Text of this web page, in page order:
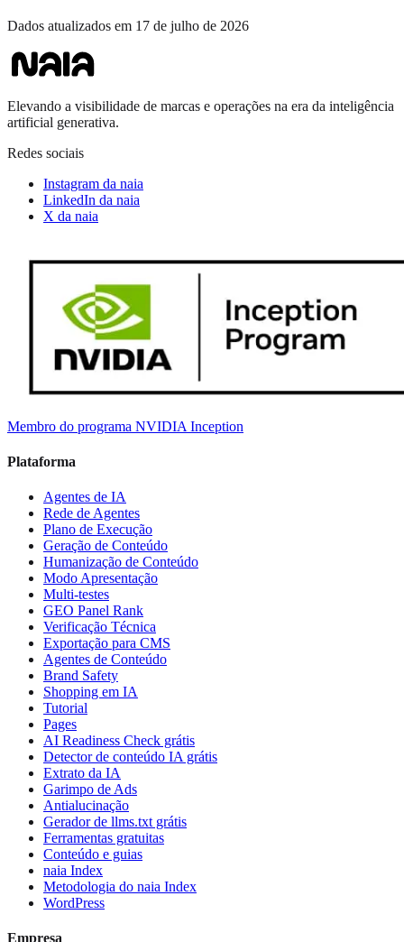
Dados atualizados em 17 de julho de 2026
Elevando a visibilidade de marcas e operações na era da inteligência
artificial generativa.
Redes sociais
Instagram da naia
LinkedIn da naia
X da naia
Membro do programa NVIDIA Inception
Plataforma
Agentes de IA
Rede de Agentes
Plano de Execução
Geração de Conteúdo
Humanização de Conteúdo
Modo Apresentação
Multi-testes
GEO Panel Rank
Verificação Técnica
Exportação para CMS
Agentes de Conteúdo
Brand Safety
Shopping em IA
Tutorial
Pages
AI Readiness Check grátis
Detector de conteúdo IA grátis
Extrato da IA
Garimpo de Ads
Antialucinação
Gerador de llms.txt grátis
Ferramentas gratuitas
Conteúdo e guias
naia Index
Metodologia do naia Index
WordPress
Empresa